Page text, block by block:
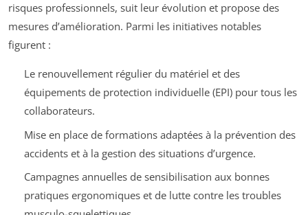
risques professionnels, suit leur évolution et propose des
mesures d’amélioration. Parmi les initiatives notables
figurent :
Le renouvellement régulier du matériel et des
équipements de protection individuelle (EPI) pour tous les
collaborateurs.
Mise en place de formations adaptées à la prévention des
accidents et à la gestion des situations d’urgence.
Campagnes annuelles de sensibilisation aux bonnes
pratiques ergonomiques et de lutte contre les troubles